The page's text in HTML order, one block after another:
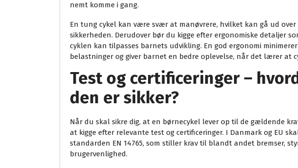
nemt komme i gang.
En tung cykel kan være svær at manøvrere, hvilket kan gå ud
sikkerheden. Derudover bør du kigge efter ergonomiske detaljer
cyklen kan tilpasses barnets udvikling. En god ergonomi
belastninger og giver barnet en bedre oplevelse, når det lærer at
Test og certificeringer –
den er sikker?
Når du skal sikre dig, at en børnecykel lever op til de gældende
at kigge efter relevante test og certificeringer. I Danmark og EU
standarden EN 14765, som stiller krav til blandt andet bremser,
brugervenlighed.